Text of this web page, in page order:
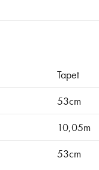
Tapet
53cm
10,05m
53cm